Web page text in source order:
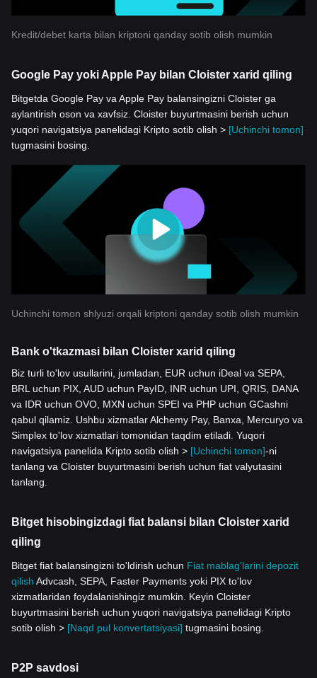
Kredit/debet karta bilan kriptoni qanday sotib olish mumkin
Google Pay yoki Apple Pay bilan Cloister xarid qiling
Bitgetda Google Pay va Apple Pay balansingizni Cloister ga
aylantirish oson va xavfsiz. Cloister buyurtmasini berish uchun
yuqori navigatsiya panelidagi Kripto sotib olish > [Uchinchi tomon]
tugmasini bosing.
Uchinchi tomon shlyuzi orqali kriptoni qanday sotib olish mumkin
Bank o'tkazmasi bilan Cloister xarid qiling
Biz turli to'lov usullarini, jumladan, EUR uchun iDeal va SEPA,
BRL uchun PIX, AUD uchun PayID, INR uchun UPI, QRIS, DANA
va IDR uchun OVO, MXN uchun SPEI va PHP uchun GCashni
qabul qilamiz. Ushbu xizmatlar Alchemy Pay, Banxa, Mercuryo va
Simplex to'lov xizmatlari tomonidan taqdim etiladi. Yuqori
navigatsiya panelida Kripto sotib olish > [Uchinchi tomon]-ni
tanlang va Cloister buyurtmasini berish uchun fiat valyutasini
tanlang.
Bitget hisobingizdagi fiat balansi bilan Cloister xarid
qiling
Bitget fiat balansingizni to'ldirish uchun Fiat mablag'larini depozit
qilish Advcash, SEPA, Faster Payments yoki PIX to'lov
xizmatlaridan foydalanishingiz mumkin. Keyin Cloister
buyurtmasini berish uchun yuqori navigatsiya panelidagi Kripto
sotib olish > [Naqd pul konvertatsiyasi] tugmasini bosing.
P2P savdosi